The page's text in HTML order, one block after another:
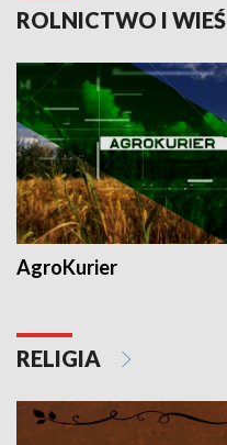
ROLNICTWO I WIEŚ
AgroKurier
RELIGIA